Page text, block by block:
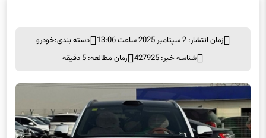
زمان انتشار: 2 سپتامبر 2025 ساعت 13:06 دسته بندی:خودرو
شناسه خبر: 427925
زمان مطالعه: 5 دقیقه